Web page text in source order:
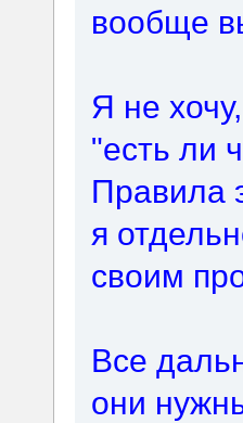
вообще
Я не
"есть ли
Правила
я
своим
Все
они